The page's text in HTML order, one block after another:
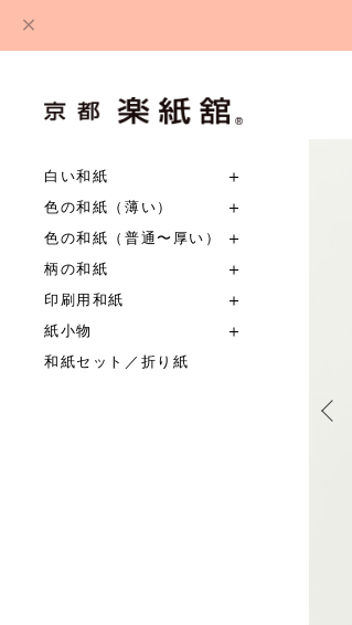
白い和紙
色の和紙（薄い）
色の和紙（普通〜厚い）
柄の和紙
印刷用和紙
紙小物
和紙セット／折り紙